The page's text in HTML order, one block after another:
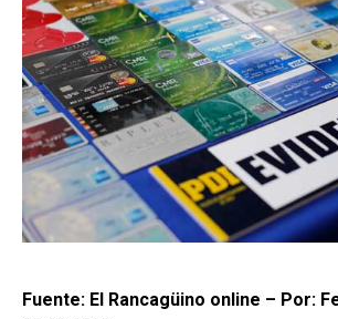
Fuente: El Rancagüino online – Por: